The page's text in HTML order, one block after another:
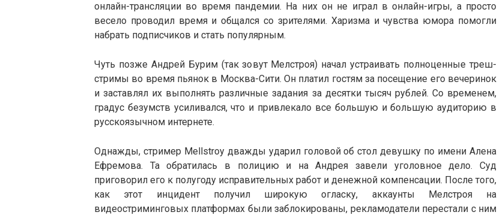
онлайн-трансляции во время пандемии. На них он не играл в онлайн-игры, а просто
весело проводил время и общался со зрителями. Харизма и чувства юмора помогли
набрать подписчиков и стать популярным.
Чуть позже Андрей Бурим (так зовут Мелстроя) начал устраивать полноценные треш-
стримы во время пьянок в Москва-Сити. Он платил гостям за посещение его вечеринок
и заставлял их выполнять различные задания за десятки тысяч рублей. Со временем,
градус безумств усиливался, что и привлекало все большую и большую аудиторию в
русскоязычном интернете.
Однажды, стример Mellstroy дважды ударил головой об стол девушку по имени Алена
Ефремова. Та обратилась в полицию и на Андрея завели уголовное дело. Суд
приговорил его к полугоду исправительных работ и денежной компенсации. После того,
как этот инцидент получил широкую огласку, аккаунты Мелстроя на
видеостриминговых платформах были заблокированы, рекламодатели перестали с ним